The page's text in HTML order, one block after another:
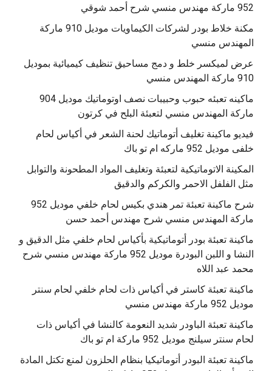
مكنة خلاط بودر لشركات الكيماويات موديل 910 ماركة
المهندس منسي
عرض لميكسر خلط و دمج مساحيق تنظيف كيميائية بموديل
910 ماركة المهندس منسي
‫ماكينه تعبئه حبوب وحبيبات نصف اوتوماتيك موديل 904
‫فيديو ماكينة تغليف أتوماتيك لحنة الشعر في أكياس لحام
خلفى موديل 952 ماركه ام تو باك
المكينة الاتوماتيكية لتعبئة وتغليف المواد المطحونة والتوابل
مثل الفلفل الاحمر والكركم والدقيق
‫شرح ماكينة تعبئة تمر هندي بكيس لحام خلفي موديل 952
ماكينة تعبئة بودر أتوماتيكية بأكياس لحام خلفي مثل الدقيق و
النشا و اللبن البودرة موديل 952 ماركة مهندس منسي شرح
محمد عبد اللاه
‫ماكينة تعبئة كاستر في أكياس ذات لحام خلفي لحام سنتر
موديل 952 ماركة مهندس منسي
‫ماكينة تعبئة الباودر شديد النعومة كالنشا في أكياس ذات
‫ماكينة تعبئة البودر أتوماتيكيا بنظام الحلزون لمنع تكتل المادة